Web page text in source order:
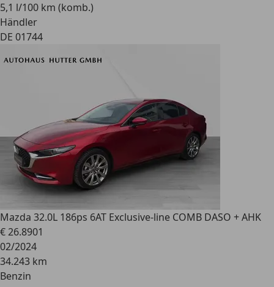
5,1 l/100 km (komb.)
Händler
DE 01744
Mazda 32.0L 186ps 6AT Exclusive-line COMB DASO + AHK
€ 26.8901
02/2024
34.243 km
Benzin